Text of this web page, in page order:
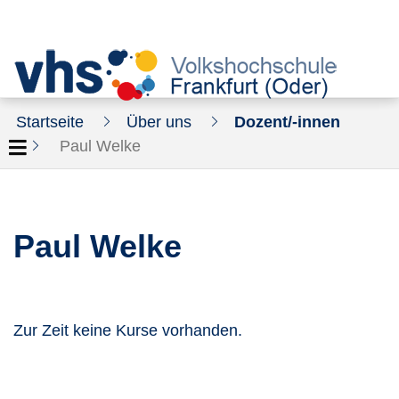
Startseite Über uns
Dozent/-innen
Paul Welke
Paul Welke
Zur Zeit keine Kurse vorhanden.